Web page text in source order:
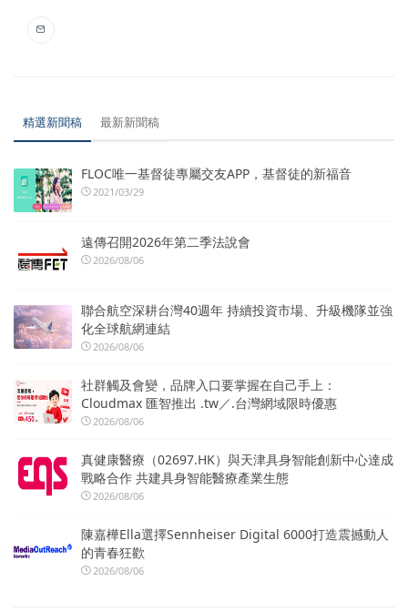
精選新聞稿 最新新聞稿
FLOC唯一基督徒專屬交友APP，基督徒的新福音
2021/03/29
遠傳召開2026年第二季法說會
2026/08/06
聯合航空深耕台灣40週年 持續投資市場、升級機隊並強
化全球航網連結
2026/08/06
社群觸及會變，品牌入口要掌握在自己手上：
Cloudmax 匯智推出 .tw／.台灣網域限時優惠
2026/08/06
真健康醫療（02697.HK）與天津具身智能創新中心達成
戰略合作 共建具身智能醫療產業生態
2026/08/06
陳嘉樺Ella選擇Sennheiser Digital 6000打造震撼動人
的青春狂歡
2026/08/06